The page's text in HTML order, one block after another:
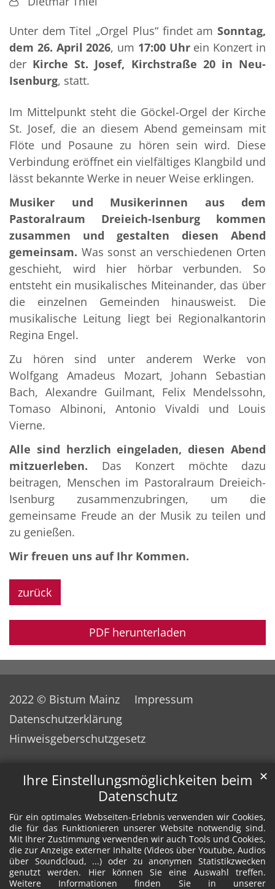
Ihre Einstellungsmöglichkeiten beim
Datenschutz
Für ein optimales Webseiten-Erlebnis verwenden wir Cookies,
die für das Funktionieren unserer Website notwendig sind.
Mit Ihrer Zustimmung verwenden wir auch Tools und Cookies,
die zur Anzeige externer Inhalte (Videos über Youtube, Audios
über Soundcloud, ...) oder zu anonymen Statistikzwecken
genutzt werden. Hier können Sie eine Auswahl treffen.
Weitere Informationen finden Sie in unserer
✕
Unter dem Titel „Orgel Plus“ findet am Sonntag,
dem 26. April 2026, um 17:00 Uhrein Konzert in
der Kirche St. Josef, Kirchstraße 20 in Neu-
Isenburg, statt.
Im Mittelpunkt steht die Göckel-Orgel der Kirche
St. Josef, die an diesem Abend gemeinsam mit
Flöte und Posaune zu hören sein wird. Diese
Verbindung eröffnet ein vielfältiges Klangbild und
lässt bekannte Werke in neuer Weise erklingen.
Musiker und Musikerinnen aus dem
Pastoralraum Dreieich-Isenburg kommen
zusammen und gestalten diesen Abend
gemeinsam. Was sonst an verschiedenen Orten
geschieht, wird hier hörbar verbunden. So
entsteht ein musikalisches Miteinander, das über
die einzelnen Gemeinden hinausweist. Die
musikalische Leitung liegt bei Regionalkantorin
Regina Engel.
Zu hören sind unter anderem Werke von
Wolfgang Amadeus Mozart, Johann Sebastian
Bach, Alexandre Guilmant, Felix Mendelssohn,
Tomaso Albinoni, Antonio Vivaldi und Louis
Vierne.
Alle sind herzlich eingeladen, diesen Abend
mitzuerleben. Das Konzert möchte dazu
beitragen, Menschen im Pastoralraum Dreieich-
Isenburg zusammenzubringen, um die
gemeinsame Freude an der Musik zu teilen und
zu genießen.
Wir freuen uns auf Ihr Kommen.
zurück
PDF herunterladen
2022 © Bistum Mainz
Impressum
Datenschutzerklärung
Hinweisgeberschutzgesetz